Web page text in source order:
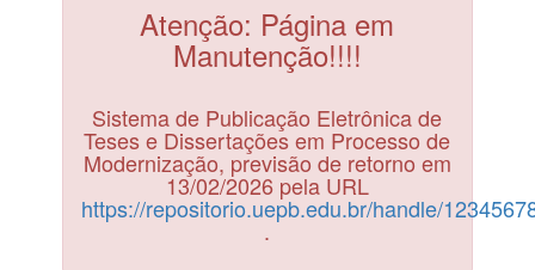
Atenção: Página em
Manutenção!!!!
Sistema de Publicação Eletrônica de
Teses e Dissertações em Processo de
Modernização, previsão de retorno em
13/02/2026 pela URL
https://repositorio.uepb.edu.br/handle/
.